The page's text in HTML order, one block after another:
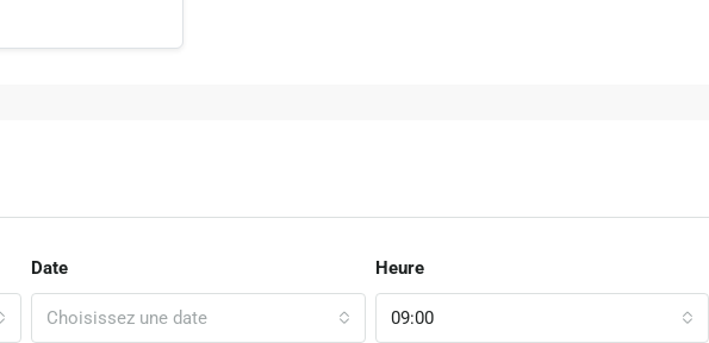
Date
Choisissez une date
Heure
09:00